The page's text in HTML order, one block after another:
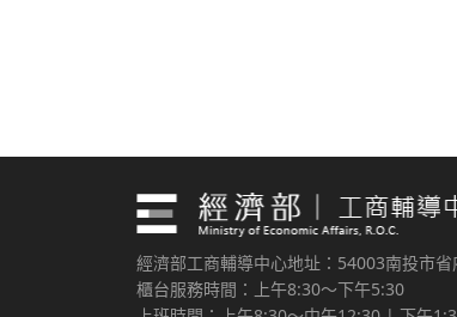
經濟部工商輔導中心地址：54003南投市
櫃台服務時間：上午8:30～下午5:30